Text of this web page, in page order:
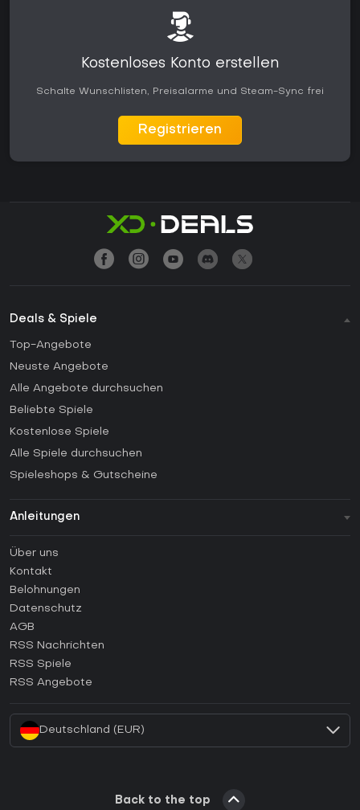
Kostenloses Konto erstellen
Schalte Wunschlisten, Preisalarme und Steam-Sync frei
Registrieren
Deals & Spiele
Top-Angebote
Neuste Angebote
Alle Angebote durchsuchen
Beliebte Spiele
Kostenlose Spiele
Alle Spiele durchsuchen
Spieleshops & Gutscheine
Anleitungen
Anleitungen
Wie aktiviert man einen Steam CD Key?
Wie aktiviert man einen Epic Games CD Key?
Wie aktiviert man einen GOG CD Key?
Wie aktiviert man einen Ubisoft Connect CD Key?
Über uns
Kontakt
Belohnungen
Datenschutz
AGB
RSS Nachrichten
RSS Spiele
RSS Angebote
Deutschland (EUR)
Back to the top